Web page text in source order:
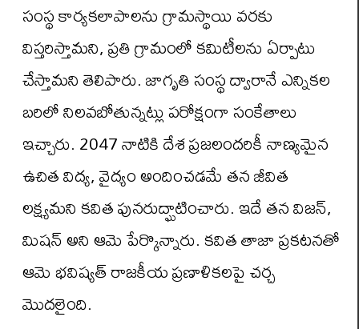
సంస్థ కార్యకలాపాలను గ్రామస్థాయి వరకు
విస్తరిస్తామని, ప్రతి గ్రామంలో కమిటీలను ఏర్పాటు
చేస్తామని తెలిపారు. జాగృతి సంస్థ ద్వారానే ఎన్నికల
బరిలో నిలవబోతున్నట్లు పరోక్షంగా సంకేతాలు
ఇచ్చారు. 2047 నాటికి దేశ ప్రజలందరికీ నాణ్యమైన
ఉచిత విద్య, వైద్యం అందించడమే తన జీవిత
లక్ష్యమని కవిత పునరుద్ఘాటించారు. ఇదే తన విజన్,
మిషన్ అని ఆమె పేర్కొన్నారు. కవిత తాజా ప్రకటనతో
ఆమె భవిష్యత్ రాజకీయ ప్రణాళికలపై చర్చ
మొదలైంది.